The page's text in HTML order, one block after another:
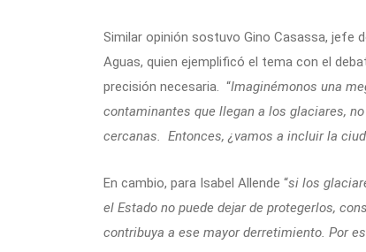
Similar opinión sostuvo Gino Casassa, jefe
Aguas, quien ejemplificó el tema con el
precisión necesaria. “Imaginémonos una
contaminantes que llegan a los glaciares,
cercanas. Entonces, ¿vamos a incluir la
En cambio, para Isabel Allende “si los
el Estado no puede dejar de protegerlos,
contribuya a ese mayor derretimiento. Por